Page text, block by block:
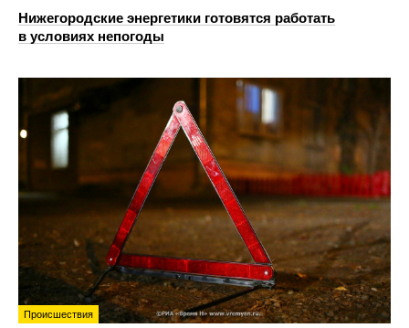
Нижегородские энергетики готовятся работать
в условиях непогоды
Происшествия